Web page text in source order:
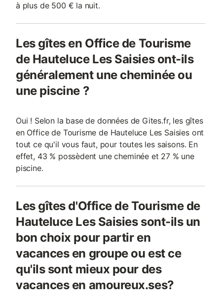
à plus de 500 € la nuit.
Les gîtes en Office de Tourisme
de Hauteluce Les Saisies ont-ils
généralement une cheminée ou
une piscine ?
Oui ! Selon la base de données de Gites.fr, les gîtes
en Office de Tourisme de Hauteluce Les Saisies ont
tout ce qu'il vous faut, pour toutes les saisons. En
effet, 43 % possèdent une cheminée et 27 % une
piscine.
Les gîtes d'Office de Tourisme de
Hauteluce Les Saisies sont-ils un
bon choix pour partir en
vacances en groupe ou est ce
qu'ils sont mieux pour des
vacances en amoureux.ses?